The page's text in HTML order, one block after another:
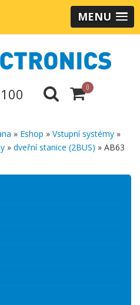
MENU
0
» Eshop » Vstupní systémy »
» dveřní stanice (2BUS) » AB63